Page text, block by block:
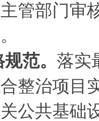
管部门审
。
规范。 落实
整治项目
公共基础